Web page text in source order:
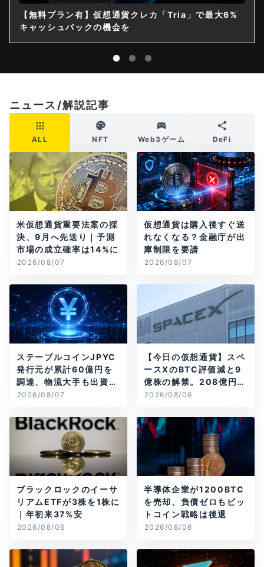
【無料プラン有】仮想通貨クレカ「Tria」で最大6%
キャッシュバックの機会を
ニュース/解説記事
ALL NFT Web3ゲーム DeFi
米仮想通貨重要法案の採
決、9月へ先送り｜予測
市場の成立確率は14%に
2026/08/07
仮想通貨は購入後すぐ送
れなくなる？金融庁が出
庫制限を要請
2026/08/07
ステーブルコインJPYC
発行元が累計60億円を
調達、物流大手も出資参
画
2026/08/07
【今日の仮想通貨】スペ
ースXのBTC評価減と9
億株の解禁。208億円相
当のBTCが盗難
2026/08/06
ブラックロックのイーサ
リアムETFが3株を1株に
｜年初来37%安
2026/08/06
半導体企業が1200BTC
を売却、負債ゼロもビッ
トコイン戦略は後退
2026/08/06